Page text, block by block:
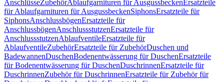
AnschlüsseZubehörAblaufgarnituren für AusgussbeckenErsatzteile
für Ablaufgarnituren für AusgussbeckenSiphonsErsatzteile für
SiphonsAnschlussbögenErsatzteile für
AnschlussbögenAnschlussstutzenErsatzteile für
AnschlussstutzenAblaufventileErsatzteile für
AblaufventileZubehörErsatzteile für ZubehörDuschen und
BadewannenDuschenBodenentwässerung für DuschenErsatzteile
für Bodenentwässerung für DuschenDuschrinnenErsatzteile für
DuschrinnenZubehör für DuschrinnenErsatzteile für Zubehör für